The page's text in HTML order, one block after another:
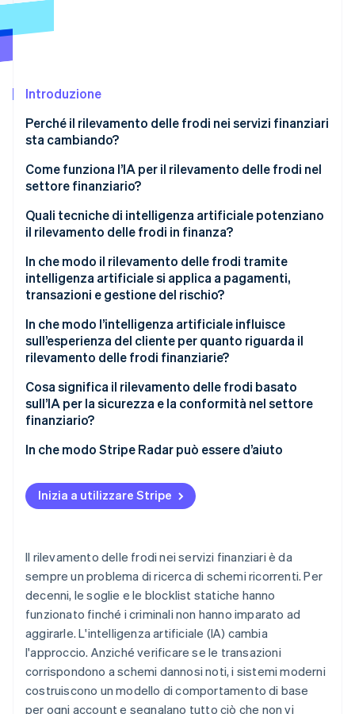
Radar
Costituzione di start-up
Rimozione del carbonio
Verifica online dell'identità
Stripe Sessions 2026
Scopri come Stripe sta costruendo l'infrastruttura
Guarda ora
Introduzione
Perché il rilevamento delle frodi nei servizi finanziari
sta cambiando?
Come funziona l’IA per il rilevamento delle frodi nel
settore finanziario?
Creazione di modelli comportamentali
Visibilità a livello di rete
Decisioni in tempo reale
Quali tecniche di intelligenza artificiale potenziano
il rilevamento delle frodi in finanza?
Apprendimento supervisionato
Apprendimento non supervisionato
Analisi dei grafici
Dati biometrici comportamentali
Modelli linguistici di grandi dimensioni
In che modo il rilevamento delle frodi tramite
intelligenza artificiale si applica a pagamenti,
transazioni e gestione del rischio?
Autorizzazione della transazione in tempo reale
Monitoraggio post-transazione
Attivazione e verifica dell’identità
Gestione del rischio di portafoglio
In che modo l’intelligenza artificiale influisce
sull’esperienza del cliente per quanto riguarda il
rilevamento delle frodi finanziarie?
Cosa significa il rilevamento delle frodi basato
sull’IA per la sicurezza e la conformità nel settore
finanziario?
Spiegabilità
Rischio di bias
Pressione dell’avversario
In che modo Stripe Radar può essere d’aiuto
Inizia a utilizzare Stripe
Il rilevamento delle frodi nei servizi finanziari è da
sempre un problema di ricerca di schemi ricorrenti. Per
decenni, le soglie e le blocklist statiche hanno
funzionato finché i criminali non hanno imparato ad
aggirarle. L'intelligenza artificiale (IA) cambia
l'approccio. Anziché verificare se le transazioni
corrispondono a schemi dannosi noti, i sistemi moderni
costruiscono un modello di comportamento di base
per ogni account e segnalano tutto ciò che non vi